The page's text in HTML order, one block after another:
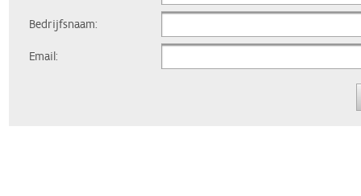
Bedrijfsnaam:
Email: